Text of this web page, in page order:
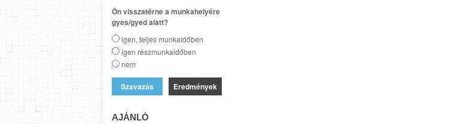
Ön visszatérne a munkahelyére
gyes/gyed alatt?
igen, teljes munkaidőben
igen részmunkaidőben
nem
Eredmények
AJÁNLÓ